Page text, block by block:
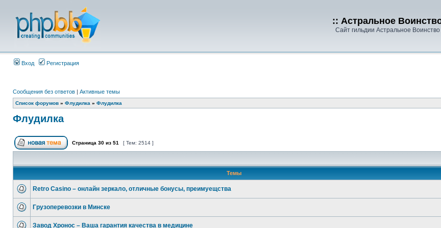
:: Астральное
Сайт гильдии Астральное Воинство
Вход Регистрация
Сообщения без ответов | Активные темы
Список форумов » Флудилка » Флудилка
Флудилка
Страница 30 из 51 [ Тем: 2514 ]
Темы
Retro Casino – онлайн зеркало, отличные бонусы, преимуещства
Грузоперевозки в Минске
Завод Хронос – Ваша гарантия качества в медицине